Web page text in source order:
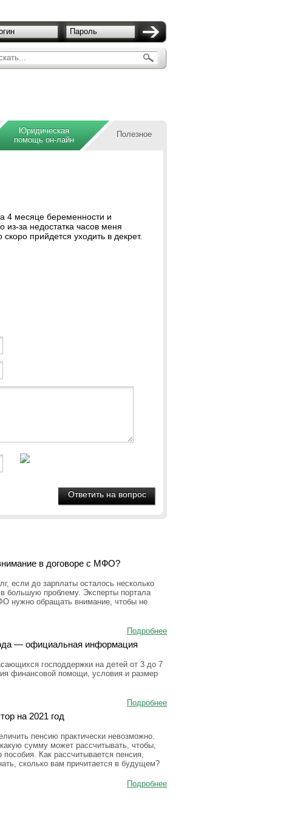
Пароль
Юридическая
помощь он-лайн
Полезное
4 месяце беременности и
за недостатка часов меня
прийдется уходить в декрет.
в договоре с МФО?
если до зарплаты осталось несколько
большую проблему. Эксперты портала
нужно обращать внимание, чтобы не
Подробнее
— официальная информация
господдержки на детей от 3 до 7
финансовой помощи, условия и размер
Подробнее
на 2021 год
пенсию практически невозможно.
сумму может рассчитывать, чтобы,
Как рассчитывается пенсия,
сколько вам причитается в будущем?
Подробнее